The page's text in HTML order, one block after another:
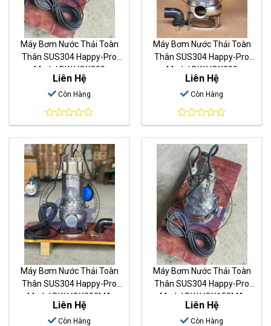
Máy Bơm Nước Thải Toàn
Thân SUS304 Happy-Pro
Model DW VOX300
Liên Hệ
Còn Hàng
0
out
of
5
Máy Bơm Nước Thải Toàn
Thân SUS304 Happy-Pro
Model DW VOX200
Liên Hệ
Còn Hàng
0
out
of
Máy Bơm Nước Thải Toàn
Thân SUS304 Happy-Pro
Model DW VOX200MA
Liên Hệ
Còn Hàng
Máy Bơm Nước Thải Toàn
Thân SUS304 Happy-Pro
Model DW VOX150MA
Liên Hệ
Còn Hàng